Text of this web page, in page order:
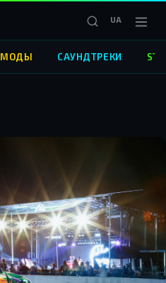
UA
МОДЫ САУНДТРЕКИ